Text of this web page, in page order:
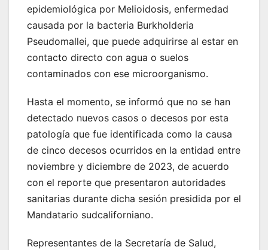
epidemiológica por Melioidosis, enfermedad
causada por la bacteria Burkholderia
Pseudomallei, que puede adquirirse al estar en
contacto directo con agua o suelos
contaminados con ese microorganismo.
Hasta el momento, se informó que no se han
detectado nuevos casos o decesos por esta
patología que fue identificada como la causa
de cinco decesos ocurridos en la entidad entre
noviembre y diciembre de 2023, de acuerdo
con el reporte que presentaron autoridades
sanitarias durante dicha sesión presidida por el
Mandatario sudcaliforniano.
Representantes de la Secretaría de Salud,